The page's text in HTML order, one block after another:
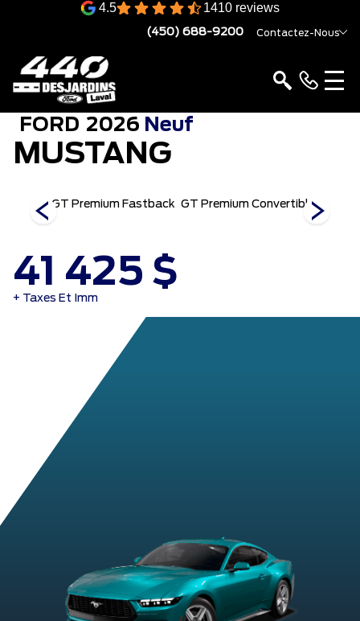
4.5 1410 reviews
(450) 688-9200 Contactez-Nous
FORD 2026 Neuf
MUSTANG
GT Premium Fastback GT Premium Convertible
41 425 $
+ Taxes Et Imm